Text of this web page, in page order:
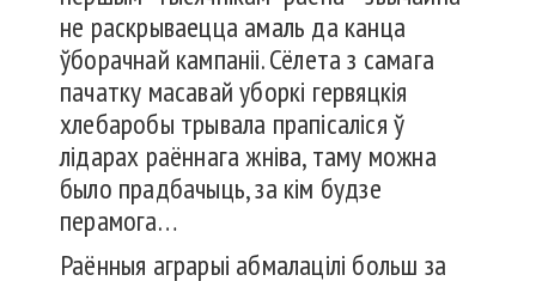
не раскрываецца амаль да канца
ўборачнай кампаніі. Сёлета з самага
пачатку масавай уборкі гервяцкія
хлебаробы трывала прапісаліся ў
лідарах раённага жніва, таму можна
было прадбачыць, за кім будзе
перамога…
Раённыя аграрыі абмалацілі больш за